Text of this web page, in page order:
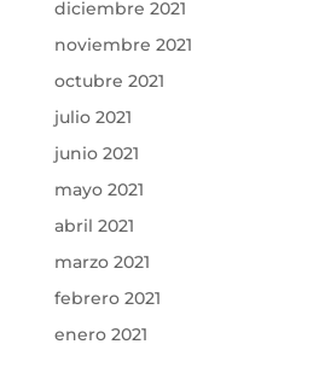
diciembre 2021
noviembre 2021
octubre 2021
julio 2021
junio 2021
mayo 2021
abril 2021
marzo 2021
febrero 2021
enero 2021